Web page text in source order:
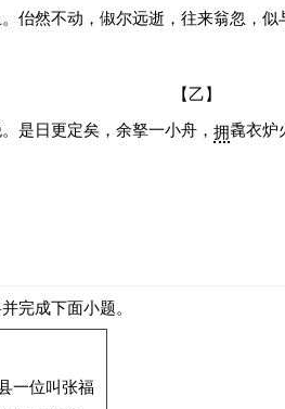
。佁然不动，俶尔远逝，往来翁忽，似
【乙】
是日更定矣，余拏一小舟， 拥毳衣炉
完成下面小题。
一位叫张福